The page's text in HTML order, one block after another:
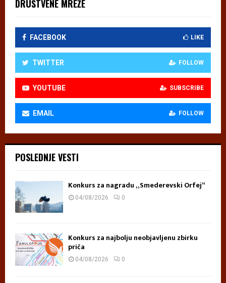
DRUŠTVENE MREŽE
FACEBOOK LIKE
TWITTER FOLLOW
YOUTUBE SUBSCRIBE
EMAIL FOLLOW
POSLEDNJE VESTI
Konkurs za nagradu „Smederevski Orfej“
04/08/2026 0
Konkurs za najbolju neobjavljenu zbirku
priča
04/08/2026 0